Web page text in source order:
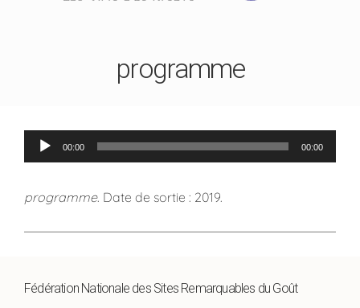
programme
Lecteur
audio
00:00 00:00
programme. Date de sortie : 2019.
Fédération Nationale des Sites Remarquables du Goût